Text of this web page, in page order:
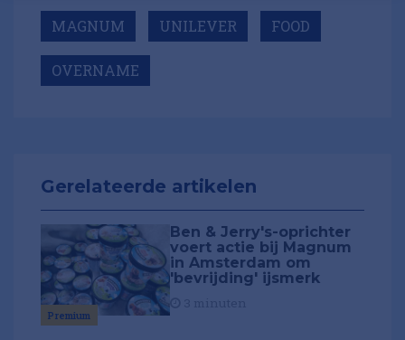
MAGNUM UNILEVER FOOD
OVERNAME
Gerelateerde artikelen
Premium
Ben & Jerry's-oprichter
voert actie bij Magnum
in Amsterdam om
'bevrijding' ijsmerk